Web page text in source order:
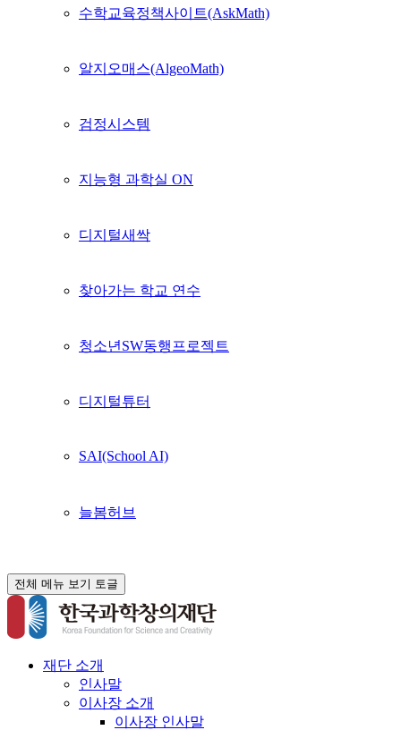
수학교육정책사이트(AskMath)
알지오매스(AlgeoMath)
검정시스템
지능형 과학실 ON
디지털새싹
찾아가는 학교 연수
청소년SW동행프로젝트
디지털튜터
SAI(School AI)
늘봄허브
전체 메뉴 보기 토글
재단 소개
인사말
이사장 소개
이사장 인사말